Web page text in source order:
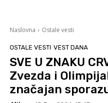
Naslovna Ostale vesti
OSTALE VESTI VEST DANA
SVE U ZNAKU
Zvezda i
značajan